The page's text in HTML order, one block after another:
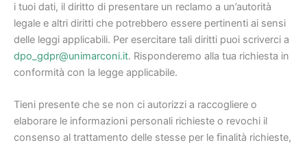
i tuoi dati, il diritto di presentare un reclamo a un’autorità
legale e altri diritti che potrebbero essere pertinenti ai sensi
delle leggi applicabili. Per esercitare tali diritti puoi scriverci a
dpo_gdpr@unimarconi.it. Risponderemo alla tua richiesta in
conformità con la legge applicabile.
Tieni presente che se non ci autorizzi a raccogliere o
elaborare le informazioni personali richieste o revochi il
consenso al trattamento delle stesse per le finalità richieste,